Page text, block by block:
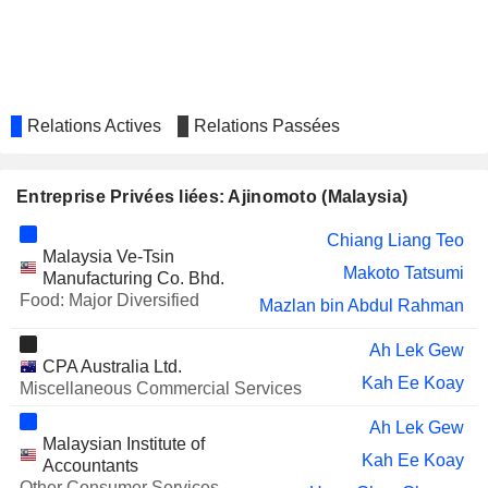
WHITE HORSE
PELIKAN INTERNATIONAL
CORPORATION
Siew Chuan Chua
Siew Chuan Chua
Sze Min Yeow
Siew Chuan Chua
IVORY PROPERTIES GROUP
Sze Min Yeow
Relations Actives Relations Passées
Entreprise Privées liées: Ajinomoto (Malaysia)
Malaysia Ve-Tsin
Manufacturing Co. Bhd.
Food: Major Diversified
Chiang Liang Teo
Makoto Tatsumi
Mazlan bin Abdul Rahman
CPA Australia Ltd.
Miscellaneous Commercial Services
Ah Lek Gew
Kah Ee Koay
Malaysian Institute of
Accountants
Ah Lek Gew
Kah Ee Koay